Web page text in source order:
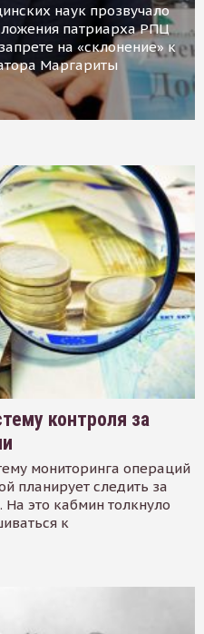
наук прозвучало
патриарха РПЦ
на «склонение» к
Маргариты
контроля за
мониторинга операций
планирует следить за
На это кабмин толкнуло
к